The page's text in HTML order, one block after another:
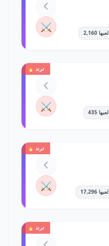
2,160
⚔️
ترند 🔥
435
⚔️
ترند 🔥
17,296
⚔️
ترند 🔥